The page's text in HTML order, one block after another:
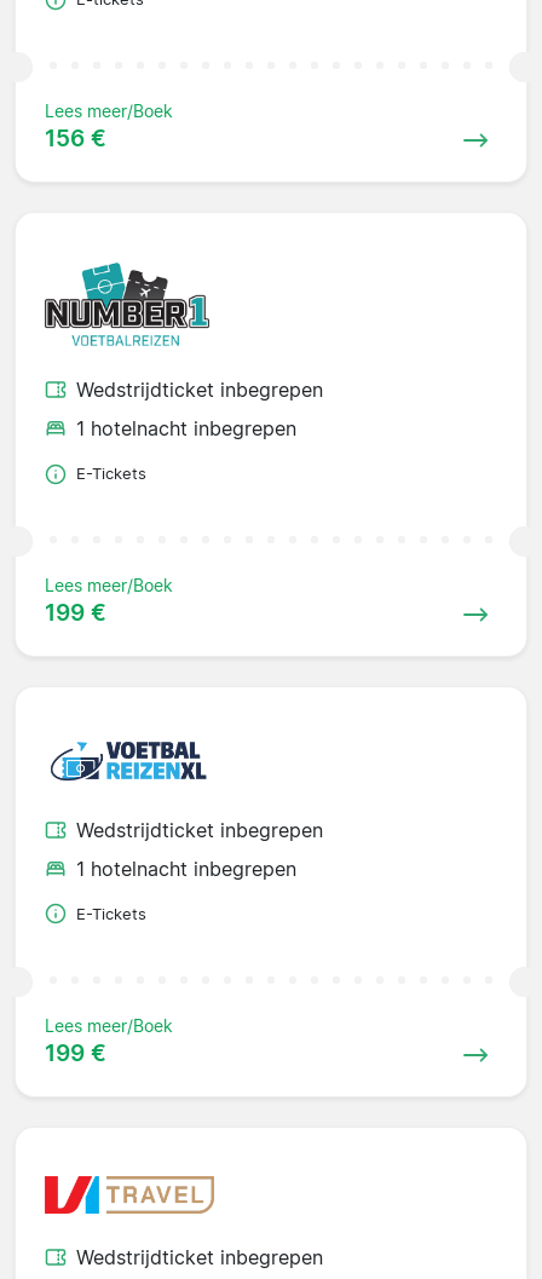
Lees meer/Boek
156 €
Wedstrijdticket inbegrepen
1 hotelnacht inbegrepen
E-Tickets
Lees meer/Boek
199 €
Wedstrijdticket inbegrepen
1 hotelnacht inbegrepen
E-Tickets
Lees meer/Boek
199 €
Wedstrijdticket inbegrepen